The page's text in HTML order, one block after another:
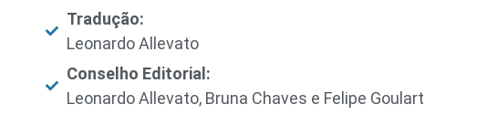
Tradução:
Leonardo Allevato
Conselho Editorial:
Leonardo Allevato, Bruna Chaves e Felipe Goulart